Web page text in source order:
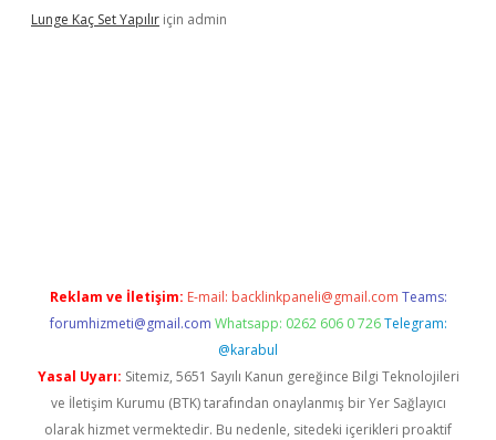
Lunge Kaç Set Yapılır için admin
Reklam ve İletişim: E-mail: backlinkpaneli@gmail.com Teams:
forumhizmeti@gmail.com Whatsapp: 0262 606 0 726 Telegram:
@karabul
Yasal Uyarı: Sitemiz, 5651 Sayılı Kanun gereğince Bilgi Teknolojileri
ve İletişim Kurumu (BTK) tarafından onaylanmış bir Yer Sağlayıcı
olarak hizmet vermektedir. Bu nedenle, sitedeki içerikleri proaktif